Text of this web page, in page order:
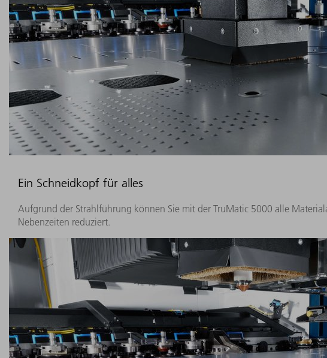
Ein Schneidkopf für alles
Aufgrund der Strahlführung können Sie mit der TruMatic 5000 alle
Nebenzeiten reduziert.